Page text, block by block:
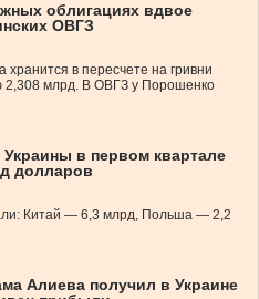
облигациях вдвое
ОВГЗ
хранится в пересчете на гривни
2,308 млрд. В ОВГЗ у Порошенко
в первом квартале
долларов
Китай — 6,3 млрд, Польша — 2,2
Алиева получил в Украине